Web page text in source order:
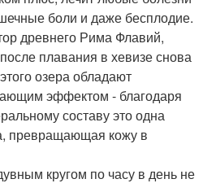
боли и даже бесплодие.
древнего Рима Флавий,
плавания в хевизе снова
озера обладают
эффектом - благодаря
составу это одна
превращающая кожу в
кругом по часу в день не